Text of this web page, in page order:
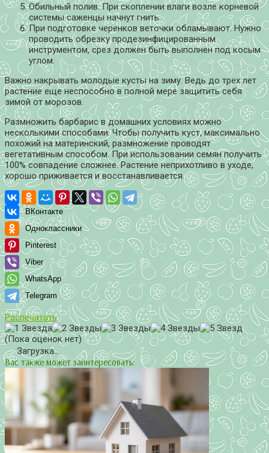
Обильный полив. При скоплении влаги возле корневой
системы саженцы начнут гнить.
При подготовке черенков веточки обламывают. Нужно
проводить обрезку продезинфицированным
инструментом, срез должен быть выполнен под косым
углом.
Важно накрывать молодые кусты на зиму. Ведь до трех лет
растение еще неспособно в полной мере защитить себя
зимой от морозов.
Размножить барбарис в домашних условиях можно
несколькими способами. Чтобы получить куст, максимально
похожий на материнский, размножение проводят
вегетативным способом. При использовании семян получить
100% совпадение сложнее. Растение неприхотливо в уходе,
хорошо приживается и восстанавливается.
ВКонтакте
Одноклассники
Pinterest
Viber
WhatsApp
Telegram
Распечатать
(Пока оценок нет)
Загрузка...
Вас также может заинтересовать: